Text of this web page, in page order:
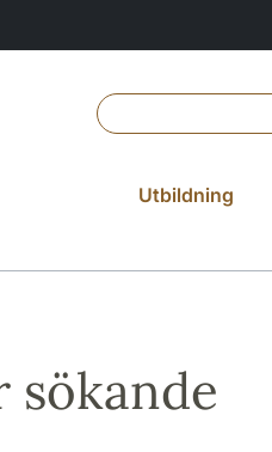
Utbildning
sökande